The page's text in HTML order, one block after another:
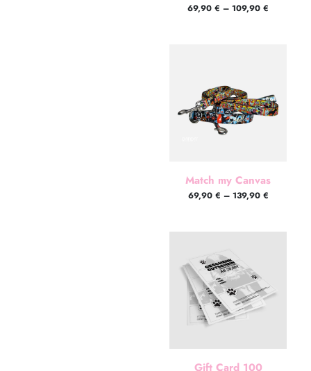
69,90 € – 109,90 €
Match my Canvas
69,90 € – 139,90 €
Gift Card 100